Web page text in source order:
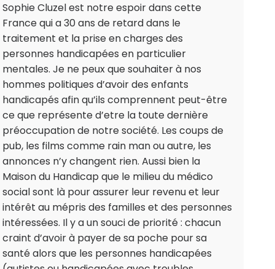
Sophie Cluzel est notre espoir dans cette
France qui a 30 ans de retard dans le
traitement et la prise en charges des
personnes handicapées en particulier
mentales. Je ne peux que souhaiter à nos
hommes politiques d’avoir des enfants
handicapés afin qu’ils comprennent peut-être
ce que représente d’etre la toute dernière
préoccupation de notre société. Les coups de
pub, les films comme rain man ou autre, les
annonces n’y changent rien. Aussi bien la
Maison du Handicap que le milieu du médico
social sont là pour assurer leur revenu et leur
intérêt au mépris des familles et des personnes
intéressées. Il y a un souci de priorité : chacun
craint d’avoir à payer de sa poche pour sa
santé alors que les personnes handicapées